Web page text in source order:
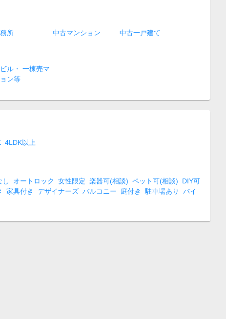
所 中古マンション 中古一戸建て
ル・ 一棟売マ
ン等
4LDK以上
し オートロック 女性限定 楽器可(相談) ペット可(相談)
DIY可
家具付き デザイナーズ バルコニー 庭付き 駐車場あり
バイ